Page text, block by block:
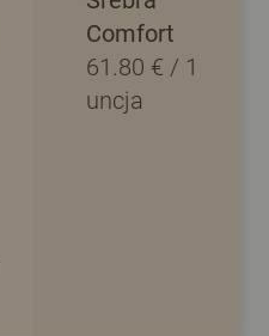
Comfort
61.80 € / 1
uncja